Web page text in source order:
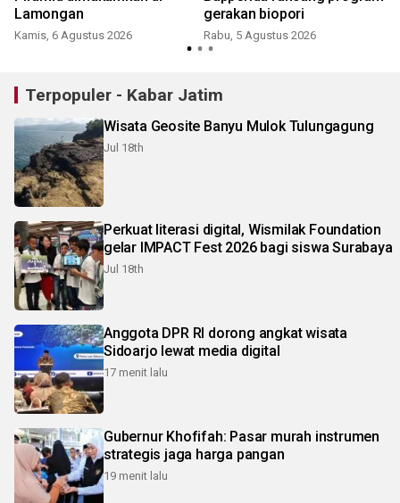
Lamongan
Kamis, 6 Agustus 2026
gerakan biopori
Rabu, 5 Agustus 2026
Terpopuler - Kabar Jatim
Wisata Geosite Banyu Mulok Tulungagung
Jul 18th
Perkuat literasi digital, Wismilak Foundation
gelar IMPACT Fest 2026 bagi siswa Surabaya
Jul 18th
Anggota DPR RI dorong angkat wisata
Sidoarjo lewat media digital
17 menit lalu
Gubernur Khofifah: Pasar murah instrumen
strategis jaga harga pangan
19 menit lalu